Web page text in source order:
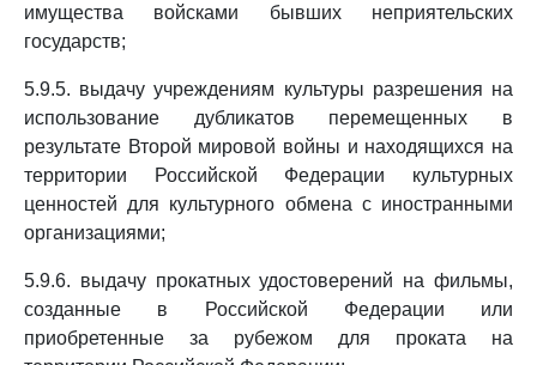
имущества войсками бывших неприятельских
государств;
5.9.5. выдачу учреждениям культуры разрешения на
использование дубликатов перемещенных в
результате Второй мировой войны и находящихся на
территории Российской Федерации культурных
ценностей для культурного обмена с иностранными
организациями;
5.9.6. выдачу прокатных удостоверений на фильмы,
созданные в Российской Федерации или
приобретенные за рубежом для проката на